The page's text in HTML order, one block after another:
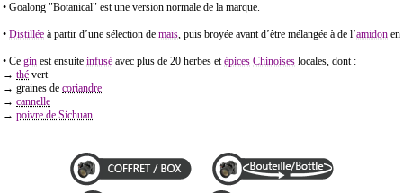
• Goalong "Botanical" est une version normale de la marque.
• Distillée à partir d’une sélection de maïs, puis broyée avant d’être mélangée à de l’amidon en
• Ce gin est ensuite infusé avec plus de 20 herbes etépices Chinoises locales, dont :
→ thé vert
→ graines de coriandre
→ cannelle
→ poivre de Sichuan